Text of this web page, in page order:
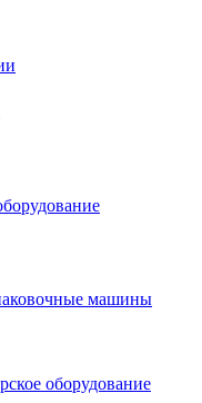
машины
оборудование